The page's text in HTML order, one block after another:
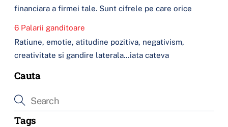
financiara a firmei tale. Sunt cifrele pe care orice
6 Palarii ganditoare
Ratiune, emotie, atitudine pozitiva, negativism,
creativitate si gandire laterala…iata cateva
Cauta
Tags